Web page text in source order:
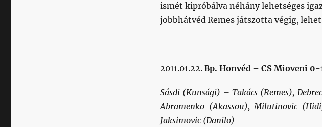
ismét kipróbálva néhány lehetséges
jobbhátvéd Remes játszotta végig,
2011.01.22. Bp. Honvéd – CS Mioveni
Sásdi (Kunsági) – Takács (Remes),
Abramenko (Akassou), Milutinovic
Jaksimovic (Danilo)